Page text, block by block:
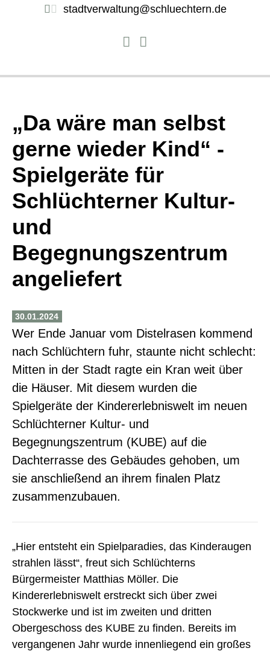
stadtverwaltung@schluechtern.de
„Da wäre man selbst
gerne wieder Kind“ -
Spielgeräte für
Schlüchterner Kultur-
und
Begegnungszentrum
angeliefert
30.01.2024
Wer Ende Januar vom Distelrasen kommend
nach Schlüchtern fuhr, staunte nicht schlecht:
Mitten in der Stadt ragte ein Kran weit über
die Häuser. Mit diesem wurden die
Spielgeräte der Kindererlebniswelt im neuen
Schlüchterner Kultur- und
Begegnungszentrum (KUBE) auf die
Dachterrasse des Gebäudes gehoben, um
sie anschließend an ihrem finalen Platz
zusammenzubauen.
„Hier entsteht ein Spielparadies, das Kinderaugen
strahlen lässt“, freut sich Schlüchterns
Bürgermeister Matthias Möller. Die
Kindererlebniswelt erstreckt sich über zwei
Stockwerke und ist im zweiten und dritten
Obergeschoss des KUBE zu finden. Bereits im
vergangenen Jahr wurde innenliegend ein großes